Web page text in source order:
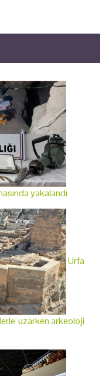
yakalandı
Urfa
uzarken arkeoloji